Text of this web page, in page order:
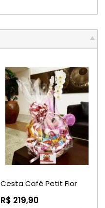
Cesta Café Petit Flor
R$ 219,90